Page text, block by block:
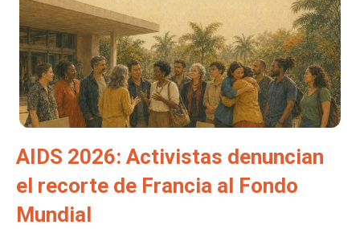
AIDS 2026: Activistas denuncian
el recorte de Francia al Fondo
Mundial